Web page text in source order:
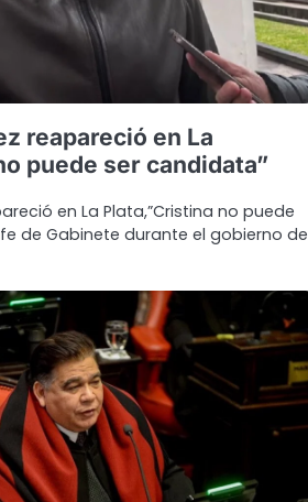
reapareció en La
puede ser candidata”
en La Plata,”Cristina no puede
de Gabinete durante el gobierno de